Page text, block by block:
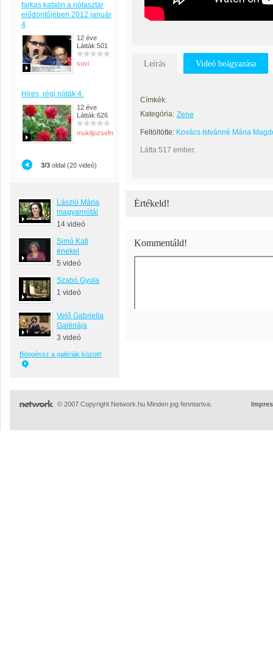
farkas katalin a nótasztár
elődöntőjében 2012 január
4
12 éve
Látták:501
suvi
Híres, régi nóták 4.
12 éve
Látták:626
muklijozsefnemargit
3/3 oldal (20 videó)
László Mária
magyarnótái
14 videó
Simó Kati
énekel
5 videó
Szabó Gyula
1 videó
Velő Gabriella
Galériája
3 videó
Böngéssz a galériák között!
Leírás Videó beágyazása
Címkék:
Kategória: Zene
Feltöltötte: Kovács Istvánné Mária
Látta 517 ember.
Értékeld!
Kommentáld!
© 2007 Copyright Network.hu Minden jog fenntartva.